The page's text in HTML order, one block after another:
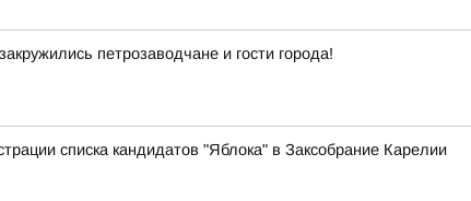
петрозаводчане и гости города!
списка кандидатов "Яблока" в Заксобрание Карелии